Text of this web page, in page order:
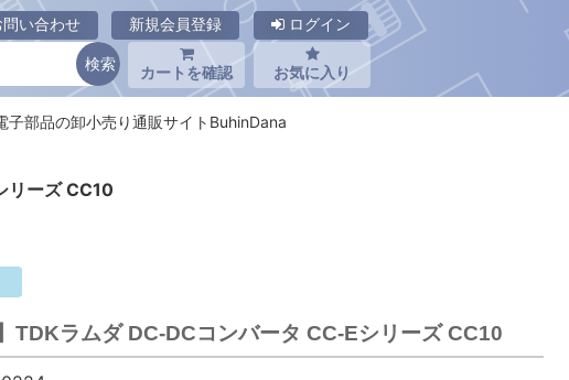
問い合わせ 新規会員登録 ログイン
カートを確認 お気に入り
ーズ CC10
部品の卸小売り通販サイトBuhinDana
TDKラムダ DC-DCコンバータ CC-Eシリーズ CC10